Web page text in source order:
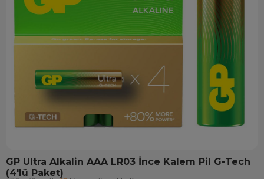
GP Ultra Alkalin AAA LR03 İnce Kalem Pil G-Tech
(4'lü Paket)